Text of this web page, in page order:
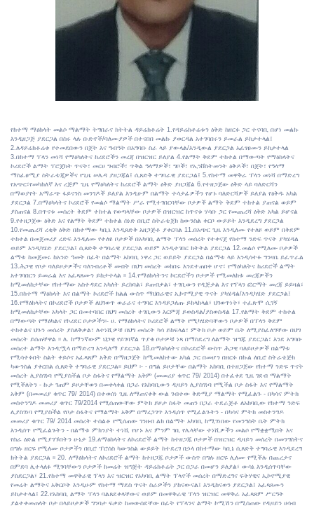
የከተማ ማዕከላት መልሶ ማልማት ትግበራና ክትትል ዳይሬክቶሬት 1.የዳይሬክቶሬቱን ዕቅድ ከዘርፉ ጋር ተናባቢ በሆነ መልኩ
እንዲዘጋጅ ያደርጋል በስሩ ላሉ ቡድኖች/ባለሙያዎች በተናበበ መልኩ ያወርዳል አተገባበሩን ይመራል ይከታተላል፤
2.ለዳይሬክቶሬቱ የተመደበውን በጀት እና ግብዓት በአግባቡ ስራ ላይ ያውላል/እንዲውል ያደርጋል አፈፃፀሙን ይከታተላል
3.በከተማ ፕላን መነሻ የማዕካለትና ከሪደሮችን መረጃ በዝርዝር ይለያል 4.የልማት ቅደም ተከተል በማውጣት የማዕከላትና
ኮሪደሮች ልማት ፕሮጀክት ጥናት፣ መርሀ ግብሮች፣ ጥቅል ዓላማዎች፣ ግቦች፣ የኢንቨስትመንት ዕቅዶች፣ በጀት፣ የዓላማ
ማስፈፀሚያ ስትራቴጂዎችና የጊዜ ሠሌዳ ያዘጋጃል፤ ሲጸድቅ ተግባራዊ ያደርጋል፤ 5.የከተማ መዋቅራ ፕላን መነሻ በማድረግ
የአጭር፣የመካከለኛ እና ረጅም ጊዜ የማዕካለትና ከሪደሮች ልማት ዕቅድ ያዘጋጃል 6.የተዘጋጀው ዕቅድ ላይ ባለድርሻን
በማወያየት አማራጭ ፋይናንስ መንገዶች ይለያል እንዲሁም በልማት ተሳታፊዎችን የሆኑ ባለድርሻዎች ይለያል የዕቅዱ አካል
ያደርጋል 7.በማዕካላትና ኮሪደሮች የመልሶ ማልማት ሥራ የሚተገበርባቸው ቦታዎች ልማት ቅደም ተከተል ያጠናል ወይም
ያስጠናል 8.በጥናቱ መሰረት ቅደም ተከተል የወጣላቸው ቦታዎች በዝርዝር ከጥናቱ ሃሳቡ ጋር የመጨረሻ ዕቅድ አካል ይሆናል
9.የተዘጋጀው ዕቅድ እና የልማት ቅደም ተከተል ሰነድ በቢሮ ስትራቴጀክ ከውንስል ቀርቦ ውይይት እንዲደረግ ያደርጋል
10.የመጨረሻ ረቂቅ ዕቅድ በከተማው ካቢኔ እንዲጸድቅ አዘጋጅቶ ያቀርባል 11.በአጭር ጊዜ እንዲለሙ የተለዩ ወይም በቅደም
ተከተል በመጀመሪያ ረድፍ እንዲለሙ የተለዩ ቦታዎች በአካባቢ ልማት ፕላን መሰረት የተቀናጀ የከተማ ንድፍ ጥናት ያካሄዳል
ወይም እንዲካሄድ ያደርጋል፤ ሲጸድቅ ተግባራዊ ያደርጋል ወይም እንዲተገበር ክትትል ያደርጋል 12.መልሶ የሚለሙ ቦታዎች
ልማቱ ከመጀመሩ ከአንድ ዓመት በፊት በልማት አከባቢ ነዋሪ ጋር ወይይት ያደርጋል በልማቱ ላይ እንዲሳተፉ ግንዛቤ ይፈጥራል
13.ሕጋዊ የቦታ ባለይዞታዎችና ባለንብረቶች መብት በህግ መሰረት መከበሩ እንደተጠበቀ ሆኖ፣ የማዕካለትና ከሪደሮች ልማት
አተገባበርን ይመራል እና አፈጻጸሙን ይከታተላል ፡፡ 14.የማዕከላትንና ኮርደሮችን ቦታዎች የሚመለከቱ መረጃዎችን
ከሚመለከታቸው የከተማው አስተዳደር አካለት ይረከባል፣ ይጠብቃል፣ ተገቢውን የዲጅታል እና የፕላን ፎርማት መረጃ ይይዛል፣
15.በከተማ ማዕከላት እና በልማት ኮሪደሮች ክልል ውስጥ ማህበራዊና ኢኮኖሚያዊ ጥናት ያካሄዳል/እንዲካሄድ ያደርጋል፤
16.የማዕከላትና በኮሪደሮች ቦታዎች ለህገወጥ ወራራና ተግባር እንዳይጋለጡ ይከላከላል፣ ህገወጥነት፣ ተፈጽሞ ሲገኝ
ከሚመለከታቸው አካላት ጋር በመተባበር በህግ መሰረት ተገቢውን እርምጃ ይወስዳል/ያስወስዳል 17.የልማት ቅደም ተከተል
በማውጣት የማዕካልና የኮሪደር ቦታዎችን፡- ሀ. የማዕከላትና ኮሪደሮች ልማት የሚካሄድባቸውን ቦታዎች በፕላን ቅደም
ተከተልና ህጉን መሰረት ያስለቅቃል፣ ለተነሺዎቹ በህግ መሰረት ካሳ ይከፍላል፣ ምትክ ቦታ ወይም ቤት ለሚያስፈለግቸው በህግ
መሰረት ይሰጠቸዋል ፡፡ ለ. ከማንኛውም ህጋዊ የይገባኛል ጥያቄ ቦታዎቹ ነጻ በማስደረግ ለልማት ዝግጁ ያደርጋል፣ እንደ አግባቡ
መሰረተ ልማት እንዲሟላ በማድረግ እንዲለማ ያደርጋል 18.በማዕካለትና በኮሪደሮች ውስጥ ሕጋዊ ባለይዞታዎች በልማቱ
የሚሳተፉበት ስልት ቀይሶና አፈጻጸም አቅድ በማዘጋጀት ከሚመለከተው አካል ጋር በመሆን በዘርፉ በኩል ለቢሮ ስትራቴጅክ
ካውንስል ያቀርበል ሲጸድቅ ተግባራዊ ያደርጋል፡፡ ይህም ፡- - በግል ይዞታቸው በልማት አከባቢ በተዘጋጀው የከተማ ንድፍ ጥናት
መሰረት ሊያስገነባ የሚያስችል ቦታ ስፋትና የማልማት አቅም (መመሪያ ቁጥር 79/ 2014) በተፈቀደ ጊዜ ገደብ ማልማት
የሚችለትን - ኩታ ገጠም ይዞታቸወን በመቀላቀል በጋራ የአከባቢውን ዲዛይን ሊያስገነባ የሚችል ቦታ ስፋት እና የማልማት
አቅም (በመመሪያ ቁጥር 79/ 2014) በተወሰነ ጊዜ ለማጠናቀቅ ውል ገብተው ቅድሚያ ማልማት የሚፈልጉ - በካሳና ምትክ
መስተንግዶ መመሪያ ቁጥር 79/2014 የሚሰጠውቸው ምትክ ይዞታ ስፋት መጠን በጋራ ተደራጅቶ ለአከባቢው የከተማ ንድፍ
ሊያስገነባ የሚያስችል የቦታ ስፋትና የማልማት አቅም በማረጋገጥ እንዲሰጥ የሚፈልጉትን - በካሳና ምትክ መስተንግዶ
መመሪያ ቁጥር 79/ 2014 መሰረት ተሰልቶ የሚሰጠው ገንዘብ ልክ በልማት አካባቢ ከሚገነበው የመንግስት ቤት ምትክ
እንዲሰጥ የሚፈልጉትን - በልማቱ ምክንያት ተነሺ የሆኑ እና ምንም ገቢ የሌላቸው ተነሺዎችን መልሶ የማቋቋሚበት እና
የስራ ዕድል የሚያገኙበትን ሁኔታ 19.ለማዕከላትና ለኮሪደሮች ልማት ከተዘጋጁ ቦታዎች በዝርዝር ዲዛይን መሰረት በመንግስትና
በግሉ ዘርፍ የሚለሙ ቦታዎችን በቢሮ ፕሮሰስ ካውንስል ውይይት ከተደረገ በኃላ በከተማው ካቢኔ ሲጸድቅ ተግባራዊ እንዲደረግ
ክትትል ያደርጋል ፡፡ 20. ለማዕከላትና ለኮሪደሮች ልማት ከተዘጋጁ ቦታዎች ውስጥ በግሉ ዘርፍ ሊለሙ የሚችሉ በጨረታና
በምደባ ሊተላለፉ ሚገባቸውን ቦታዎች ከመሬት ዝግጅት ዳይሬክቶሬት ጋር በጋራ በመሆን ይለያል፣ ውሳኔ እንዲሰጥባቸው
ያስደርጋል፣ 21.የከተማ መዋቅራዊ ፕላን እና ዝርዝር የአካባቢ ልማት ፕላኖች መሰረት በማድረግና ፍትሃዊና ኢኮኖሚያዊ
የመሬት ልማትና አቅርቦት እንዲሁም የከተማ ማደስ ጥናት ስራዎችን ያከናውናል፤ እንዲከናወን ያደርጋል፤ አፈጻጸሙን
ይከታተላል፤ 22.የአከባቢ ልማት ፕላን ባልጸደቀላቸውና ወይም በመዋቅራዊ ፕላን ዝርዝር መዋቅራ አፈጻጸም ሥርዓት
ያልተቀመጠላት ቦታ በላይዞታዎች ግንባታ ፍቃድ ከመውሰደቸው በፊት የፕላንና ልማት ኮሚሽን በሚሰጠው የዲዛይን ሀሳብ